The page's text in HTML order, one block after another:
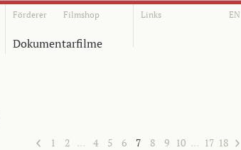
Förderer Filmshop Links EN
Dokumentarfilme
1 2 … 4 5 6 7 8 9 10 … 17 18